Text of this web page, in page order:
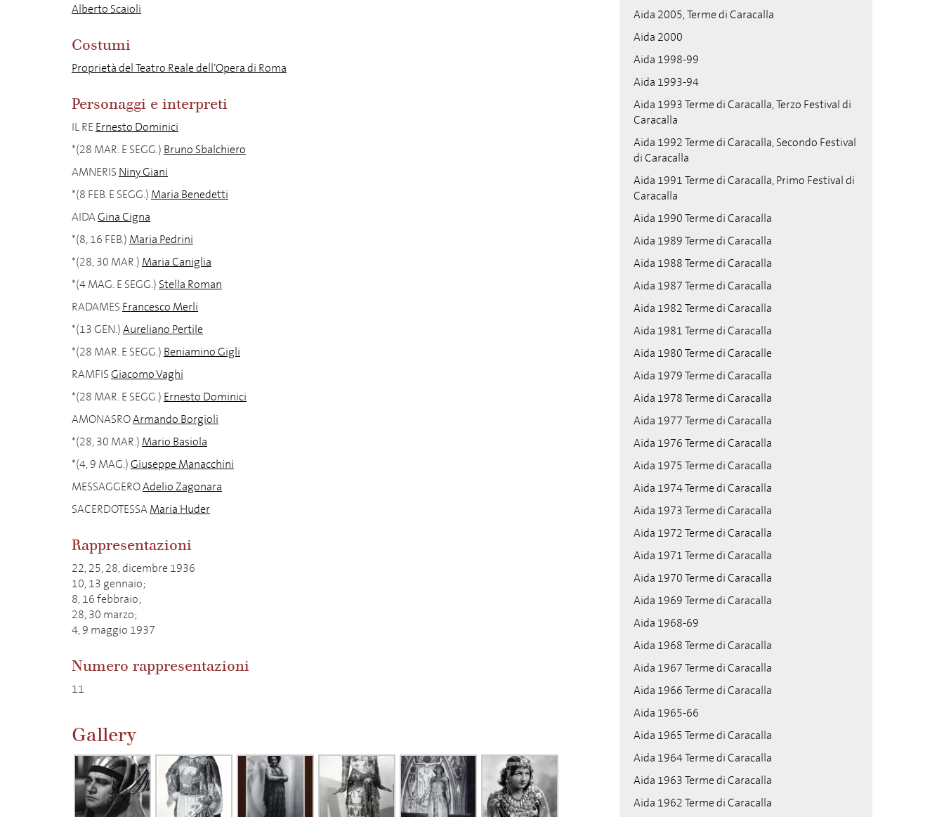
Alberto Scaioli
Costumi
Proprietà del Teatro Reale dell’Opera di Roma
Personaggi e interpreti
IL RE Ernesto Dominici
*(28 MAR. E SEGG.) Bruno Sbalchiero
AMNERIS Niny Giani
*(8 FEB. E SEGG.) Maria Benedetti
AIDAGina Cigna
*(8, 16 FEB.) Maria Pedrini
*(28, 30 MAR.) Maria Caniglia
*(4 MAG. E SEGG.) Stella Roman
RADAMES Francesco Merli
*(13 GEN.)Aureliano Pertile
*(28 MAR. E SEGG.) Beniamino Gigli
RAMFISGiacomo Vaghi
*(28 MAR. E SEGG.) Ernesto Dominici
AMONASROArmando Borgioli
*(28, 30 MAR.) Mario Basiola
*(4, 9 MAG.)Giuseppe Manacchini
MESSAGGEROAdelio Zagonara
SACERDOTESSAMaria Huder
Rappresentazioni
22, 25, 28, dicembre 1936
10, 13 gennaio;
8, 16 febbraio;
28, 30 marzo;
4, 9 maggio 1937
Numero rappresentazioni
11
Gallery
Aida 2005, Terme di Caracalla
Aida 2000
Aida 1998-99
Aida 1993-94
Aida 1993 Terme di Caracalla, Terzo Festival di
Caracalla
Aida 1992 Terme di Caracalla, Secondo Festival
di Caracalla
Aida 1991 Terme di Caracalla, Primo Festival di
Caracalla
Aida 1990 Terme di Caracalla
Aida 1989 Terme di Caracalla
Aida 1988 Terme di Caracalla
Aida 1987 Terme di Caracalla
Aida 1982 Terme di Caracalla
Aida 1981 Terme di Caracalla
Aida 1980 Terme di Caracalle
Aida 1979 Terme di Caracalla
Aida 1978 Terme di Caracalla
Aida 1977 Terme di Caracalla
Aida 1976 Terme di Caracalla
Aida 1975 Terme di Caracalla
Aida 1974 Terme di Caracalla
Aida 1973 Terme di Caracalla
Aida 1972 Terme di Caracalla
Aida 1971 Terme di Caracalla
Aida 1970 Terme di Caracalla
Aida 1969 Terme di Caracalla
Aida 1968-69
Aida 1968 Terme di Caracalla
Aida 1967 Terme di Caracalla
Aida 1966 Terme di Caracalla
Aida 1965-66
Aida 1965 Terme di Caracalla
Aida 1964 Terme di Caracalla
Aida 1963 Terme di Caracalla
Aida 1962 Terme di Caracalla